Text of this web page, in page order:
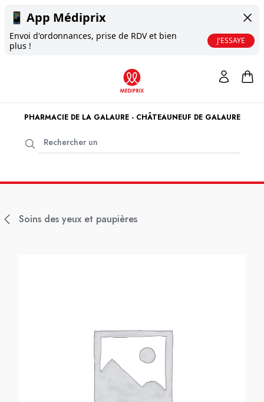
📱 App Médiprix
Envoi d'ordonnances, prise de RDV et bien
plus !
J'ESSAYE
PHARMACIE DE LA GALAURE - CHÂTEAUNEUF DE GALAURE
Soins des yeux et paupières